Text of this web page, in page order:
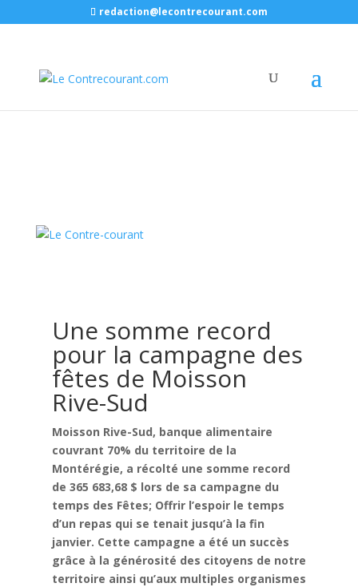
redaction@lecontrecourant.com
Une somme record
pour la campagne des
fêtes de Moisson
Rive-Sud
Moisson Rive-Sud, banque alimentaire
couvrant 70% du territoire de la
Montérégie, a récolté une somme record
de 365 683,68 $ lors de sa campagne du
temps des Fêtes; Offrir l’espoir le temps
d’un repas qui se tenait jusqu’à la fin
janvier. Cette campagne a été un succès
grâce à la générosité des citoyens de notre
territoire ainsi qu’aux multiples organismes